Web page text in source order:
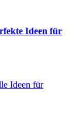
Ideen für